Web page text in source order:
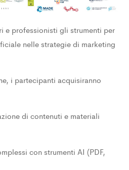
e professionisti gli strumenti per
nelle strategie di marketing
i partecipanti acquisiranno
di contenuti e materiali
con strumenti AI (PDF,